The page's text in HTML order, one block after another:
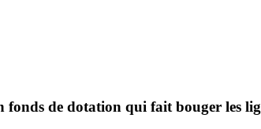
de dotation qui fait bouger les